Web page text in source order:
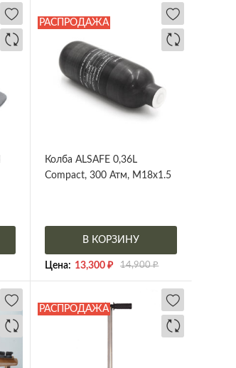
РАСПРОДАЖА
Колба ALSAFE 0,36L
Compact, 300 Атм, M18x1.5
В КОРЗИНУ
Цена: 13,300₽ 14,900₽
РАСПРОДАЖА